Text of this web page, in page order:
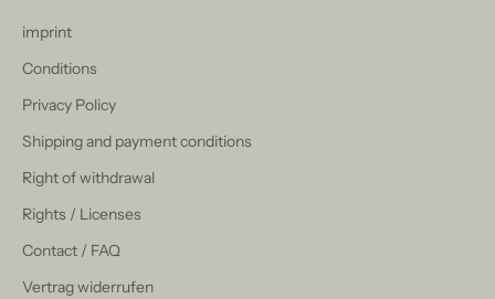
imprint
Conditions
Privacy Policy
Shipping and payment conditions
Right of withdrawal
Rights / Licenses
Contact / FAQ
Vertrag widerrufen